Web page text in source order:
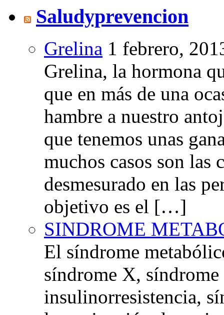
Saludyprevencion
Grelina 1 febrero,
Grelina, la hormona
que en más de una
hambre a nuestro
que tenemos unas
muchos casos son las
desmesurado en las
objetivo es el […]
SINDROME
El síndrome
síndrome X,
insulinorresistencia,